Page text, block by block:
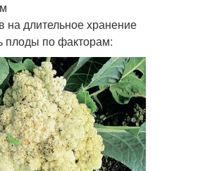
на длительное хранение
плоды по факторам: